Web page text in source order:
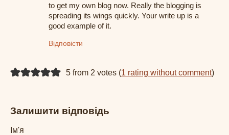
to get my own blog now. Really the blogging is
spreading its wings quickly. Your write up is a
good example of it.
Відповісти
5 from 2 votes (1 rating without comment)
Залишити відповідь
Ім'я